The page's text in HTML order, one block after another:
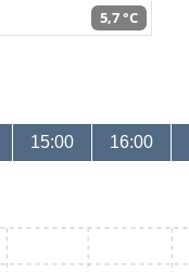
5,7 °C
15:00 16:00